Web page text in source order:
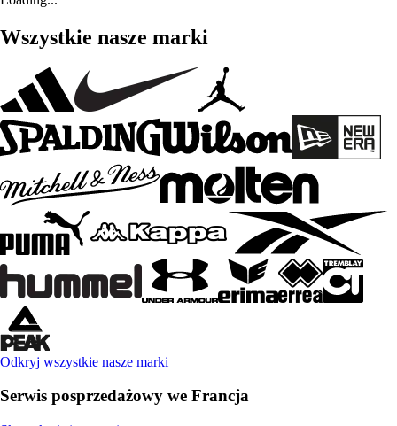
Wszystkie nasze marki
Odkryj wszystkie nasze marki
Serwis posprzedażowy we Francja